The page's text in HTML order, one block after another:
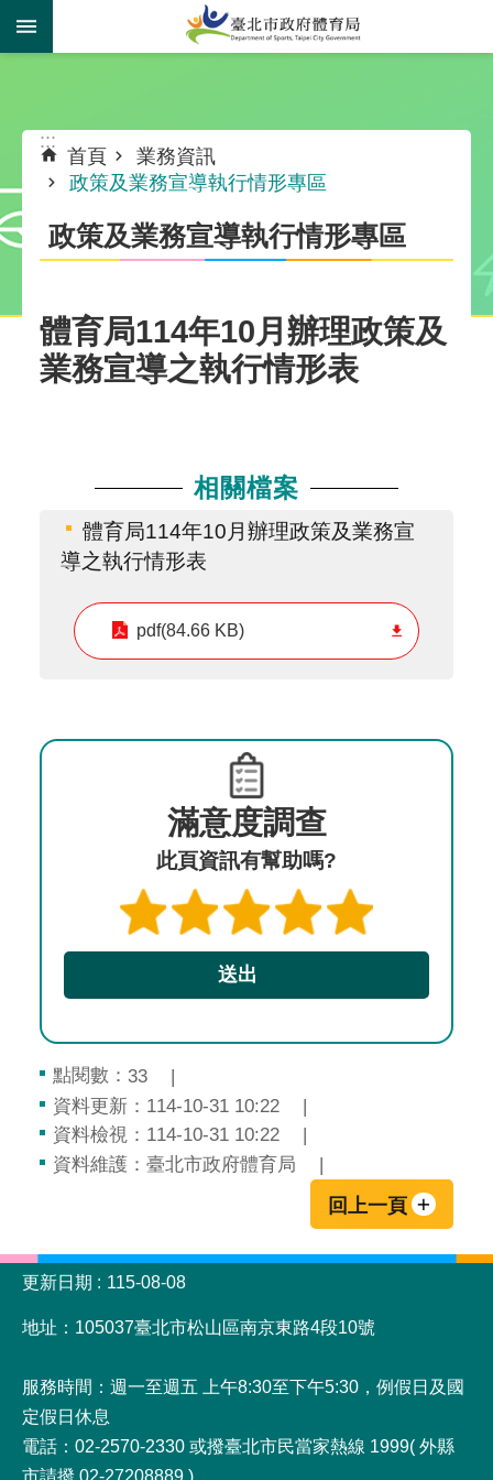
跳到主要內容區塊
:::
首頁
業務資訊
政策及業務宣導執行情形專區
政策及業務宣導執行情形專區
體育局114年10月辦理政策及
業務宣導之執行情形表
相關檔案
體育局114年10月辦理政策及業務宣
導之執行情形表
pdf(84.66 KB)
滿意度調查
此頁資訊有幫助嗎?
點閱數： 33
資料更新：114-10-31 10:22
資料檢視：114-10-31 10:22
資料維護：臺北市政府體育局
回上一頁
:::
更新日期
115-08-08
地址：105037臺北市松山區南京東路4段10號
服務時間：週一至週五 上午8:30至下午5:30，例假日及國
定假日休息
電話：02-2570-2330 或撥臺北市民當家熱線 1999( 外縣
市請撥 02-27208889 )